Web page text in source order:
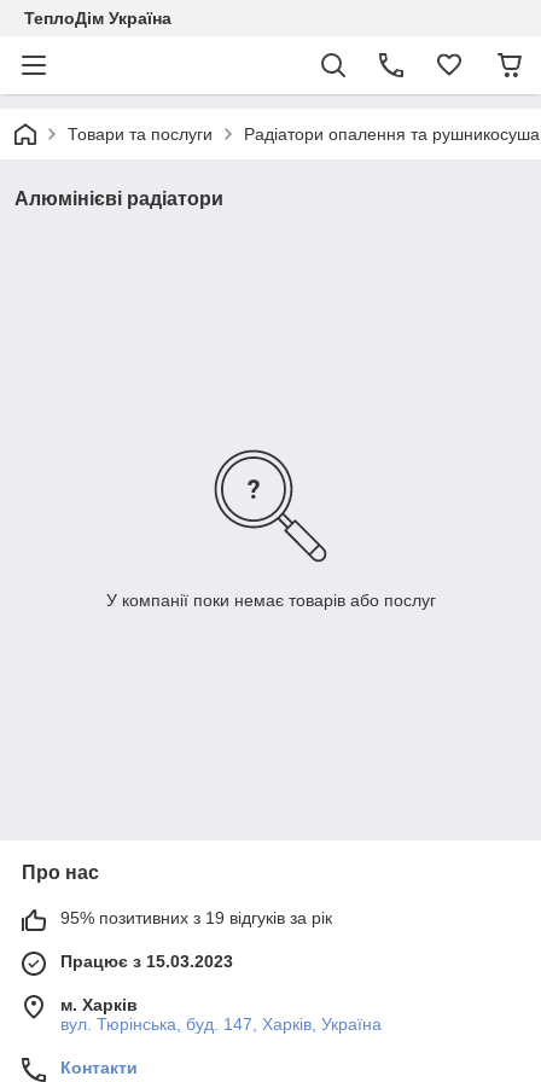
ТеплоДім Україна
Товари та послуги Радіатори опалення та
Алюмінієві радіатори
У компанії поки немає товарів або послуг
Про нас
95% позитивних з 19 відгуків за рік
Працює з 15.03.2023
м. Харків
вул. Тюрінська, буд. 147, Харків, Україна
Контакти